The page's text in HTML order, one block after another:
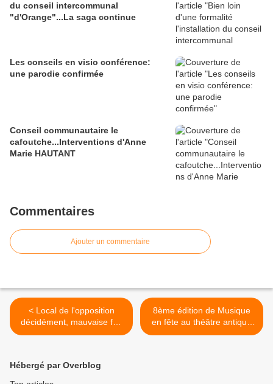
du conseil intercommunal
"d'Orange"...La saga continue
Les conseils en visio conférence:
une parodie confirmée
Conseil communautaire le
cafoutche...Interventions d'Anne
Marie HAUTANT
Commentaires
Ajouter un commentaire
< Local de l'opposition
décidément, mauvaise foi,
chicane: rien ne leur fait
8ème édition de Musique
en fête au théâtre antique
d'Orange >
Hébergé par Overblog